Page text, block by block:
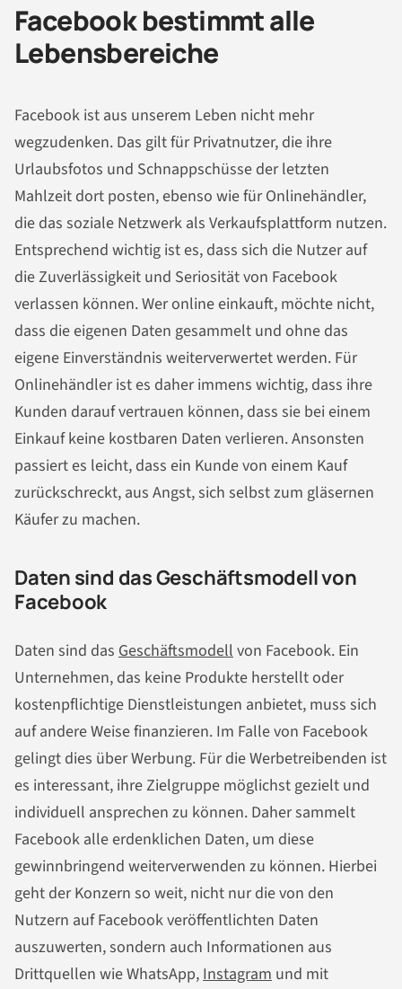
Facebook bestimmt alle
Lebensbereiche
Facebook ist aus unserem Leben nicht mehr
wegzudenken. Das gilt für Privatnutzer, die ihre
Urlaubsfotos und Schnappschüsse der letzten
Mahlzeit dort posten, ebenso wie für Onlinehändler,
die das soziale Netzwerk als Verkaufsplattform nutzen.
Entsprechend wichtig ist es, dass sich die Nutzer auf
die Zuverlässigkeit und Seriosität von Facebook
verlassen können. Wer online einkauft, möchte nicht,
dass die eigenen Daten gesammelt und ohne das
eigene Einverständnis weiterverwertet werden. Für
Onlinehändler ist es daher immens wichtig, dass ihre
Kunden darauf vertrauen können, dass sie bei einem
Einkauf keine kostbaren Daten verlieren. Ansonsten
passiert es leicht, dass ein Kunde von einem Kauf
zurückschreckt, aus Angst, sich selbst zum gläsernen
Käufer zu machen.
Daten sind das Geschäftsmodell von
Facebook
Daten sind das Geschäftsmodell von Facebook. Ein
Unternehmen, das keine Produkte herstellt oder
kostenpflichtige Dienstleistungen anbietet, muss sich
auf andere Weise finanzieren. Im Falle von Facebook
gelingt dies über Werbung. Für die Werbetreibenden ist
es interessant, ihre Zielgruppe möglichst gezielt und
individuell ansprechen zu können. Daher sammelt
Facebook alle erdenklichen Daten, um diese
gewinnbringend weiterverwenden zu können. Hierbei
geht der Konzern so weit, nicht nur die von den
Nutzern auf Facebook veröffentlichten Daten
auszuwerten, sondern auch Informationen aus
Drittquellen wie WhatsApp, Instagram und mit